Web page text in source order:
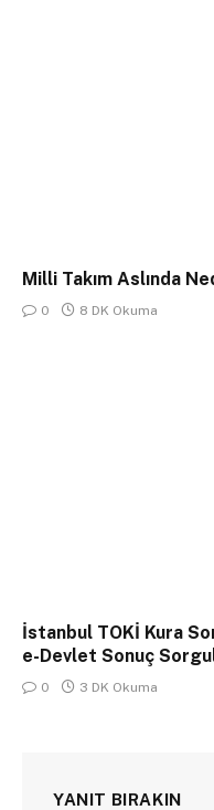
Milli Takım Aslında
0 8 DK Okuma
İstanbul TOKİ Kura
e-Devlet Sonuç
0 3 DK Okuma
YANIT BIRAKIN